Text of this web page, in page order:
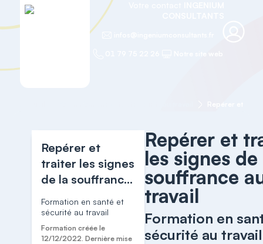
Repérer et
traiter les signes
de la souffrance
au travail
Formation en santé et
sécurité au travail
Formation créée le
12/12/2022. Dernière mise
Repérer et
les signes de
souffrance
travail
Formation en
sécurité au travail